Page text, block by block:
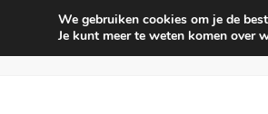
Huishouden Interieur parfum
We gebruiken cookies om je de
Je kunt meer te weten komen over